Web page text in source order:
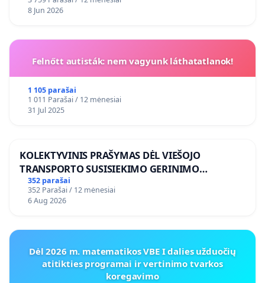
8 Jun 2026
Felnőtt autisták: nem vagyunk láthatatlanok!
1 105 parašai
1 011 Parašai / 12 mėnesiai
31 Jul 2025
KOLEKTYVINIS PRAŠYMAS DĖL VIEŠOJO
TRANSPORTO SUSISIEKIMO GERINIMO
VOSYLIUKŲ KAIME
352 parašai
352 Parašai / 12 mėnesiai
6 Aug 2026
Dėl 2026 m. matematikos VBE I dalies užduočių
atitikties programai ir vertinimo tvarkos
koregavimo